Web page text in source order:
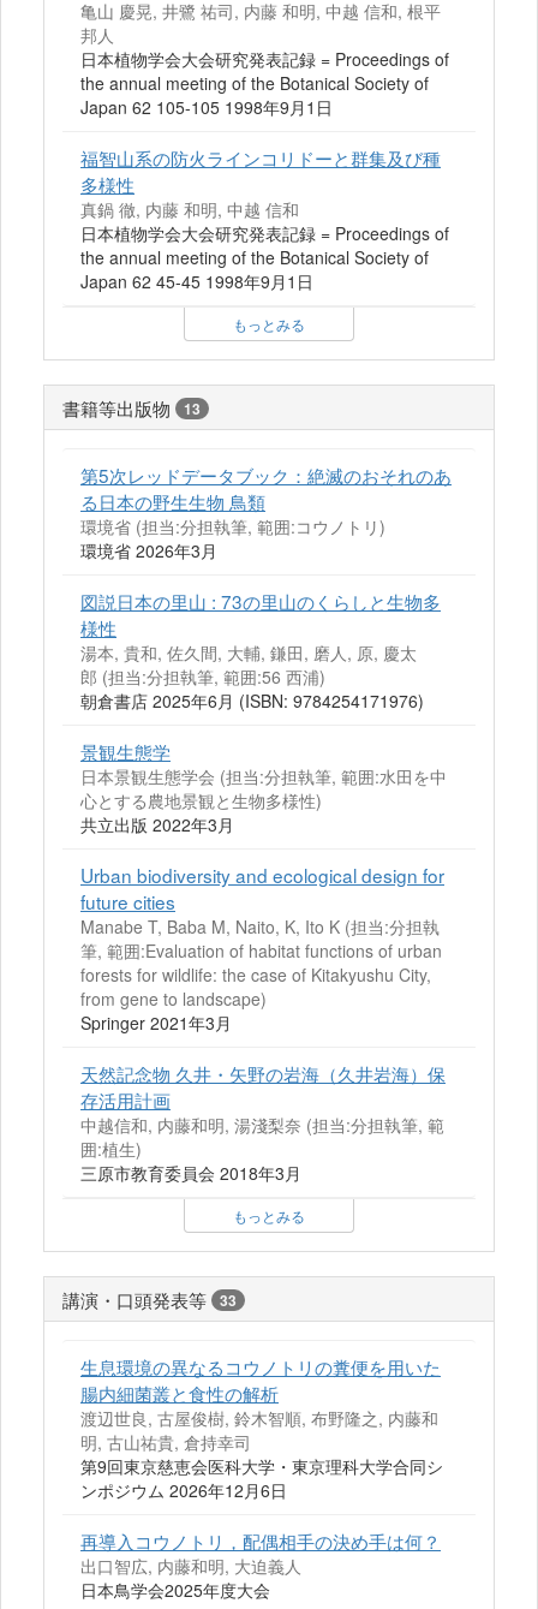
亀山 慶晃, 井鷺 祐司, 内藤 和明, 中越 信和, 根平
邦人
日本植物学会大会研究発表記録 = Proceedings of
the annual meeting of the Botanical Society of
Japan 62 105-105 1998年9月1日
福智山系の防火ラインコリドーと群集及び種
多様性
真鍋 徹, 内藤 和明, 中越 信和
日本植物学会大会研究発表記録 = Proceedings of
the annual meeting of the Botanical Society of
Japan 62 45-45 1998年9月1日
もっとみる
書籍等出版物 13
第5次レッドデータブック：絶滅のおそれのあ
る日本の野生生物 鳥類
環境省 (担当:分担執筆, 範囲:コウノトリ)
環境省 2026年3月
図説日本の里山 : 73の里山のくらしと生物多
様性
湯本, 貴和, 佐久間, 大輔, 鎌田, 磨人, 原, 慶太
郎 (担当:分担執筆, 範囲:56 西浦)
朝倉書店 2025年6月 (ISBN: 9784254171976)
景観生態学
日本景観生態学会 (担当:分担執筆, 範囲:水田を中
心とする農地景観と生物多様性)
共立出版 2022年3月
Urban biodiversity and ecological design for
future cities
Manabe T, Baba M, Naito, K, Ito K (担当:分担執
筆, 範囲:Evaluation of habitat functions of urban
forests for wildlife: the case of Kitakyushu City,
from gene to landscape)
Springer 2021年3月
天然記念物 久井・矢野の岩海（久井岩海）保
存活用計画
中越信和, 内藤和明, 湯淺梨奈 (担当:分担執筆, 範
囲:植生)
三原市教育委員会 2018年3月
もっとみる
講演・口頭発表等 33
生息環境の異なるコウノトリの糞便を用いた
腸内細菌叢と食性の解析
渡辺世良, 古屋俊樹, 鈴木智順, 布野隆之, 内藤和
明, 古山祐貴, 倉持幸司
第9回東京慈恵会医科大学・東京理科大学合同シ
ンポジウム 2026年12月6日
再導入コウノトリ，配偶相手の決め手は何？
出口智広, 内藤和明, 大迫義人
日本鳥学会2025年度大会